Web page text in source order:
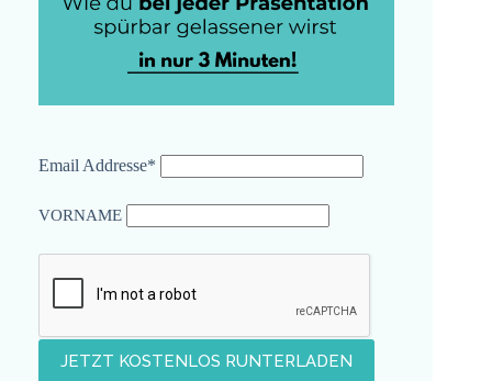
Email Addresse*
VORNAME